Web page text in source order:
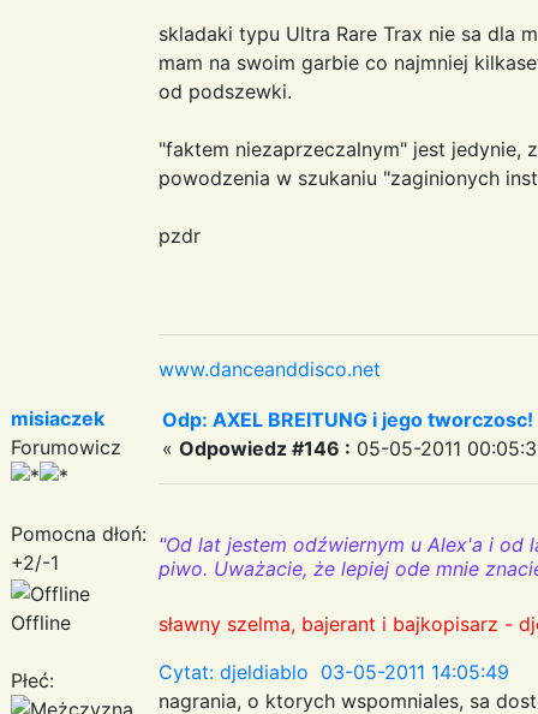
skladaki typu Ultra Rare Trax nie sa dla
mam na swoim garbie co najmniej
od podszewki.
"faktem niezaprzeczalnym" jest jedynie,
powodzenia w szukaniu "zaginionych
pzdr
www.danceanddisco.net
misiaczek
Forumowicz
Pomocna dłoń:
+2/-1
Offline
Płeć:
Odp: AXEL BREITUNG i jego
« Odpowiedz #146 : 05-05-2011
"Od lat jestem odźwiernym u Alex'a i od
piwo. Uważacie, że lepiej ode mnie
sławny szelma, bajerant i bajkopisarz -
Cytat: djeldiablo 03-05-2011 14:05:49
nagrania, o ktorych wspomniales, sa